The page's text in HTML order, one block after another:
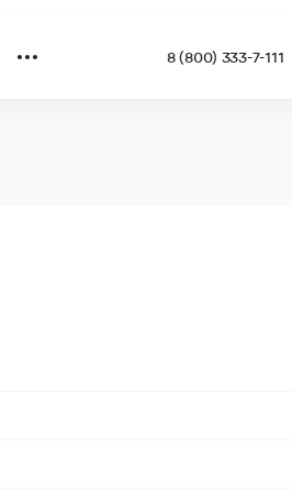
8 (800) 333-7-111